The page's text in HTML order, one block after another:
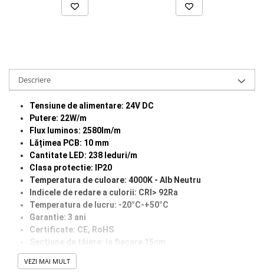
Profil LED SHADOW
Sursa Banda Led
Sursa Alimentare 12V
Sursa Alimentare 24V
Lumini LED cu fibra optica
Sursa fibra optica
Cablu Fibra Optica LED
Descriere
Tensiune de alimentare: 24V DC
Putere: 22W/m
Flux luminos: 2580lm/m
Lățimea PCB: 10 mm
Cantitate LED: 238 leduri/m
Clasa protectie: IP20
Temperatura de culoare: 4000K - Alb Neutru
Indicele de redare a culorii: CRI> 92Ra
Temperatura de lucru: -20°C-+50°C
Garantie: 3 ani
Certificate: CE, RoHS
Secțiune de tăiere: la fiecare 15
Grosimea PCB: suport dublu
Durata de viata: 50.000 ore
VEZI MAI MULT